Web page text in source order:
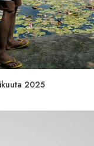
2025